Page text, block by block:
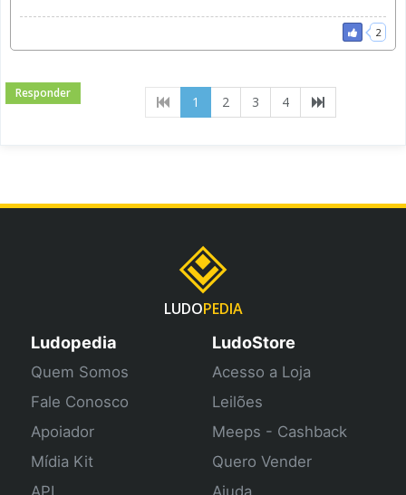
2
Responder
1 (current)
2 3 4
LUDOPEDIA
Ludopedia
Quem Somos
Fale Conosco
Apoiador
Mídia Kit
LudoStore
Acesso a Loja
Leilões
Meeps - Cashback
Quero Vender